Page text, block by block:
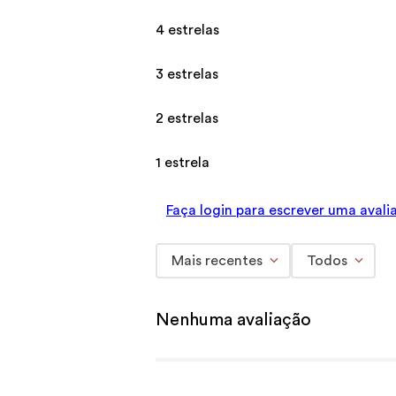
4 estrelas
3 estrelas
2 estrelas
1 estrela
Faça login para escrever uma
Mais recentes Todos
Nenhuma avaliação